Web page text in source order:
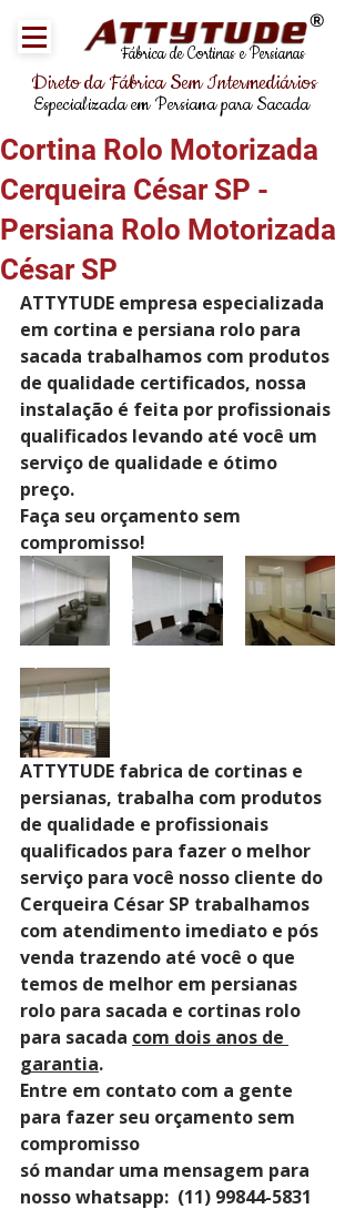
Fábrica de Cortinas e Persianas
®
Direto da Fábrica Sem Intermediários
Especializada em Persiana para Sacada
Cortina Rolo Motorizada
Cerqueira César SP -
Persiana Rolo Motorizada
César SP
ATTYTUDE empresa especializada
em cortina e persiana rolo para
sacada trabalhamos com produtos
de qualidade certificados, nossa
instalação é feita por profissionais
qualificados levando até você um
serviço de qualidade e ótimo
preço.
Faça seu orçamento sem
compromisso!
ATTYTUDE fabrica de cortinas e
persianas, trabalha com produtos
de qualidade e profissionais
qualificados para fazer o melhor
serviço para você nosso cliente do
Cerqueira César SP trabalhamos
com atendimento imediato e pós
venda trazendo até você o que
temos de melhor em persianas
rolo para sacada e cortinas rolo
para sacada com dois anos de
garantia.
Entre em contato com a gente
para fazer seu orçamento sem
compromisso
só mandar uma mensagem para
nosso whatsapp:  (11) 99844-5831